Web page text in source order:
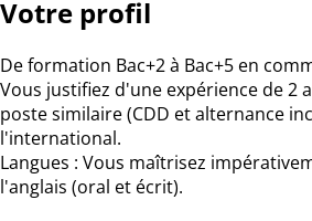
Votre profil
De formation Bac+2 à Bac+5 en
Vous justifiez d'une expérience de 2
poste similaire (CDD et alternance
l'international.
Langues : Vous maîtrisez
l'anglais (oral et écrit).